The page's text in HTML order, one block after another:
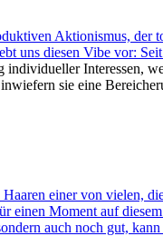
Aktionismus, der
uns diesen Vibe vor:
Interessen,
sie eine
einer von vielen,
einen Moment auf
auch noch gut,